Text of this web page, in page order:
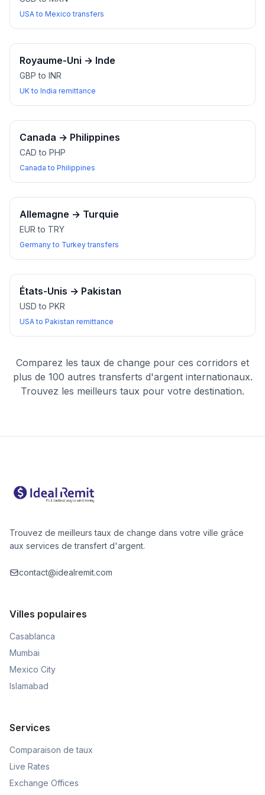
USA to Mexico transfers
Royaume-Uni → Inde
GBP to INR
UK to India remittance
Canada → Philippines
CAD to PHP
Canada to Philippines
Allemagne → Turquie
EUR to TRY
Germany to Turkey transfers
États-Unis → Pakistan
USD to PKR
USA to Pakistan remittance
Comparez les taux de change pour ces corridors et
plus de 100 autres transferts d'argent internationaux.
Trouvez les meilleurs taux pour votre destination.
Trouvez de meilleurs taux de change dans votre ville grâce
aux services de transfert d'argent.
contact@idealremit.com
Villes populaires
Casablanca
Mumbai
Mexico City
Islamabad
Services
Comparaison de taux
Live Rates
Exchange Offices